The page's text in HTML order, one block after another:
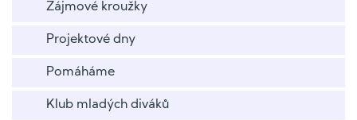
Zájmové kroužky
Projektové dny
Pomáháme
Klub mladých diváků